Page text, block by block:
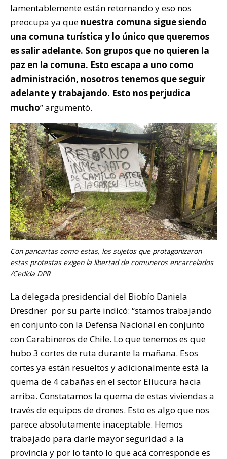
lamentablemente están retornando y eso nos
preocupa ya que nuestra comuna sigue siendo
una comuna turística y lo único que queremos
es salir adelante. Son grupos que no quieren la
paz en la comuna. Esto escapa a uno como
administración, nosotros tenemos que seguir
adelante y trabajando. Esto nos perjudica
mucho” argumentó.
Con pancartas como estas, los sujetos que protagonizaron
estas protestas exigen la libertad de comuneros encarcelados
/Cedida DPR
La delegada presidencial del Biobío Daniela
Dresdner por su parte indicó: “stamos trabajando
en conjunto con la Defensa Nacional en conjunto
con Carabineros de Chile. Lo que tenemos es que
hubo 3 cortes de ruta durante la mañana. Esos
cortes ya están resueltos y adicionalmente está la
quema de 4 cabañas en el sector Eliucura hacia
arriba. Constatamos la quema de estas viviendas a
través de equipos de drones. Esto es algo que nos
parece absolutamente inaceptable. Hemos
trabajado para darle mayor seguridad a la
provincia y por lo tanto lo que acá corresponde es